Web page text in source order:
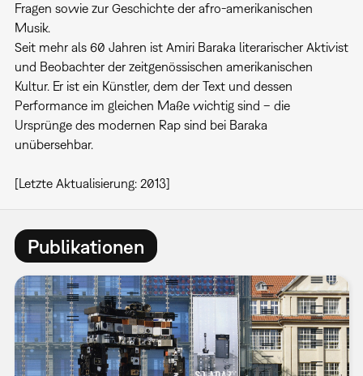
Fragen sowie zur Geschichte der afro-amerikanischen
Musik.
Seit mehr als 60 Jahren ist Amiri Baraka literarischer Aktivist
und Beobachter der zeitgenössischen amerikanischen
Kultur. Er ist ein Künstler, dem der Text und dessen
Performance im gleichen Maße wichtig sind – die
Ursprünge des modernen Rap sind bei Baraka
unübersehbar.
[Letzte Aktualisierung: 2013]
Publikationen